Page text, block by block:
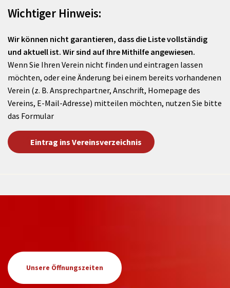
Wichtiger Hinweis:
Wir können nicht garantieren, dass die Liste vollständig
und aktuell ist. Wir sind auf Ihre Mithilfe angewiesen.
Wenn Sie Ihren Verein nicht finden und eintragen lassen
möchten, oder eine Änderung bei einem bereits vorhandenen
Verein (z. B. Ansprechpartner, Anschrift, Homepage des
Vereins, E-Mail-Adresse) mitteilen möchten, nutzen Sie bitte
das Formular
Eintrag ins Vereinsverzeichnis
Unsere Öffnungszeiten